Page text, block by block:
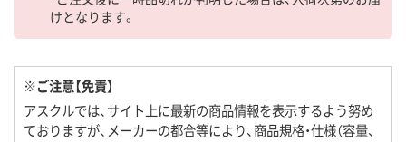
けとなります。
※ご注意【免責】
アスクルでは、サイト上に最新の商品情報を表示するよう努め
ておりますが、メーカーの都合等により、商品規格・仕様（容量、